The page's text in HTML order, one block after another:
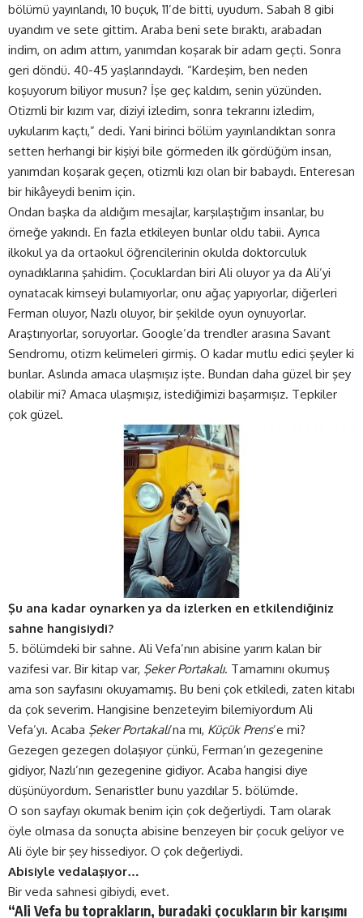
bölümü yayınlandı, 10 buçuk, 11’de bitti, uyudum. Sabah 8 gibi
uyandım ve sete gittim. Araba beni sete bıraktı, arabadan
indim, on adım attım, yanımdan koşarak bir adam geçti. Sonra
geri döndü. 40-45 yaşlarındaydı. “Kardeşim, ben neden
koşuyorum biliyor musun? İşe geç kaldım, senin yüzünden.
Otizmli bir kızım var, diziyi izledim, sonra tekrarını izledim,
uykularım kaçtı,” dedi. Yani birinci bölüm yayınlandıktan sonra
setten herhangi bir kişiyi bile görmeden ilk gördüğüm insan,
yanımdan koşarak geçen, otizmli kızı olan bir babaydı. Enteresan
bir hikâyeydi benim için.
Ondan başka da aldığım mesajlar, karşılaştığım insanlar, bu
örneğe yakındı. En fazla etkileyen bunlar oldu tabii. Ayrıca
ilkokul ya da ortaokul öğrencilerinin okulda doktorculuk
oynadıklarına şahidim. Çocuklardan biri Ali oluyor ya da Ali’yi
oynatacak kimseyi bulamıyorlar, onu ağaç yapıyorlar, diğerleri
Ferman oluyor, Nazlı oluyor, bir şekilde oyun oynuyorlar.
Araştırıyorlar, soruyorlar. Google’da trendler arasına Savant
Sendromu, otizm kelimeleri girmiş. O kadar mutlu edici şeyler ki
bunlar. Aslında amaca ulaşmışız işte. Bundan daha güzel bir şey
olabilir mi? Amaca ulaşmışız, istediğimizi başarmışız. Tepkiler
çok güzel.
Şu ana kadar oynarken ya da izlerken en etkilendiğiniz
sahne hangisiydi?
5. bölümdeki bir sahne. Ali Vefa’nın abisine yarım kalan bir
vazifesi var. Bir kitap var, Şeker Portakalı. Tamamını okumuş
ama son sayfasını okuyamamış. Bu beni çok etkiledi, zaten kitabı
da çok severim. Hangisine benzeteyim bilemiyordum Ali
Vefa’yı. Acaba Şeker Portakalı’na mı, Küçük Prens’e mi?
Gezegen gezegen dolaşıyor çünkü, Ferman’ın gezegenine
gidiyor, Nazlı’nın gezegenine gidiyor. Acaba hangisi diye
düşünüyordum. Senaristler bunu yazdılar 5. bölümde.
O son sayfayı okumak benim için çok değerliydi. Tam olarak
öyle olmasa da sonuçta abisine benzeyen bir çocuk geliyor ve
Ali öyle bir şey hissediyor. O çok değerliydi.
Abisiyle vedalaşıyor…
Bir veda sahnesi gibiydi, evet.
“Ali Vefa bu toprakların, buradaki çocukların bir karışımı